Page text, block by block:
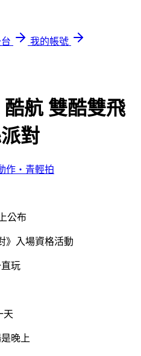
我的帳號
航 雙酷雙飛
對
作‧青輕拍
公布
》入場資格活動
玩
天
晚上